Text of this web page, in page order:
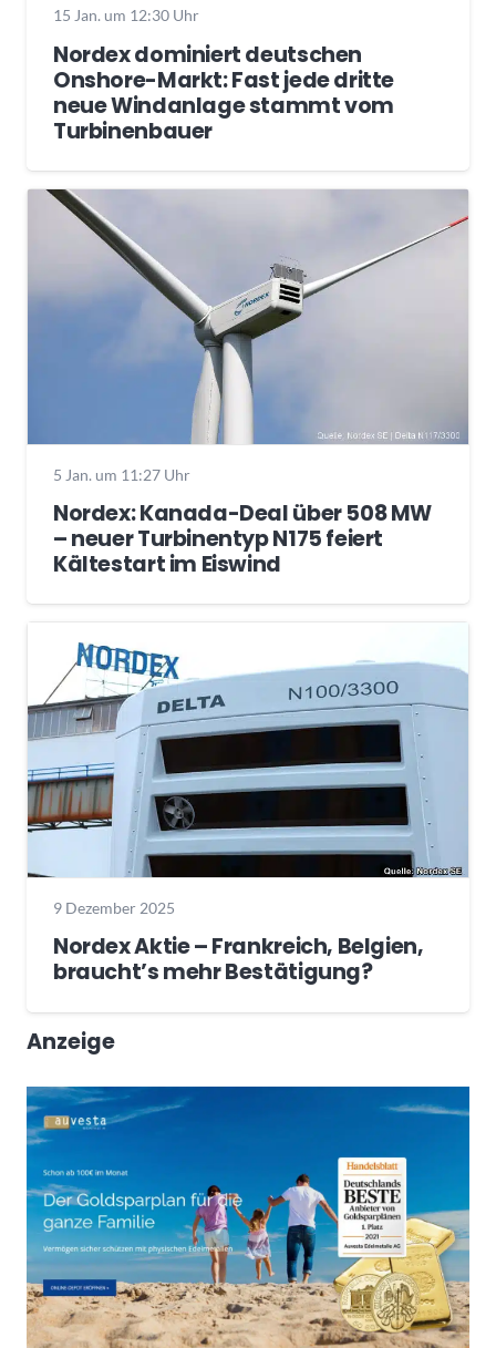
15 Jan. um 12:30 Uhr
Nordex dominiert deutschen
Onshore-Markt: Fast jede dritte
neue Windanlage stammt vom
Turbinenbauer
5 Jan. um 11:27 Uhr
Nordex: Kanada-Deal über 508 MW
– neuer Turbinentyp N175 feiert
Kältestart im Eiswind
9 Dezember 2025
Nordex Aktie – Frankreich, Belgien,
braucht’s mehr Bestätigung?
Anzeige